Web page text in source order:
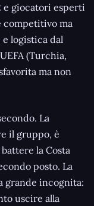
e giocatori esperti
competitivo ma
logistica dal
(Turchia,
ma non
La
il gruppo, è
la Costa
posto. La
grande incognita:
uscire alla